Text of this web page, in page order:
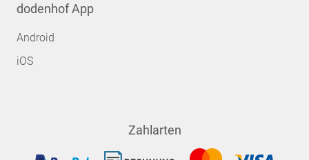
dodenhof App
Android
iOS
Zahlarten